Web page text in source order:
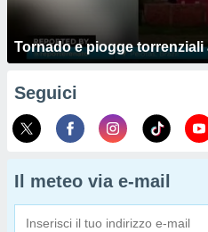
Tornado e piogge torrenziali
Seguici
Il meteo via e-mail